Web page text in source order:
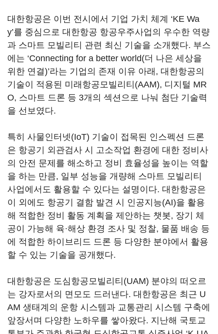
대한항공은 이번 전시에서 기업 가치 체계 ‘KE Wa
y’를 중심으로 대한항공 항공우주사업의 우수한 역량
과 스마트 모빌리티 관련 최신 기술을 소개했다. 부스
에는 ‘Connecting for a better world(더 나은 세상을
위한 연결)’라는 기업의 존재 이유 아래, 대한항공의
기술이 적용된 미래항공모빌리티(AAM), 디지털 MR
O, 스마트 드론 등 3개의 섹션으로 나눠 첨단 기술력
을 선보였다.
특히 사물인터넷(IoT) 기술이 접목된 인스펙션 드론
은 항공기 외관검사 시 고소작업 환경에 대한 정비사
의 안전 문제를 해소하고 정비 효율성을 높이는 역할
을 하는 만큼, 일부 성능을 개량해 스마트 모빌리티
사업에서도 활용할 수 있다는 설명이다. 대한항공은
이 외에도 항공기 결함 발견 시 인공지능(AI)을 활용
해 적합한 정비 활동 계획을 제안하는 챗봇, 장기 체
공이 가능해 육·해상 환경 조사 및 정찰, 물품 배송 등
에 적합한 하이브리드 드론 등 다양한 분야에서 활용
할 수 있는 기술을 공개했다.
대한항공은 도심항공모빌리티(UAM) 분야의 떠오르
는 강자로서의 면모도 드러낸다. 대한항공은 최근 U
AM 생태계의 운항 시스템과 교통관리 시스템 구축에
앞장서며 다양한 노하우를 쌓아왔다. 지난해 국토교